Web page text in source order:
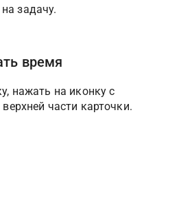
задачу.
время
нажать на иконку с
части карточки.